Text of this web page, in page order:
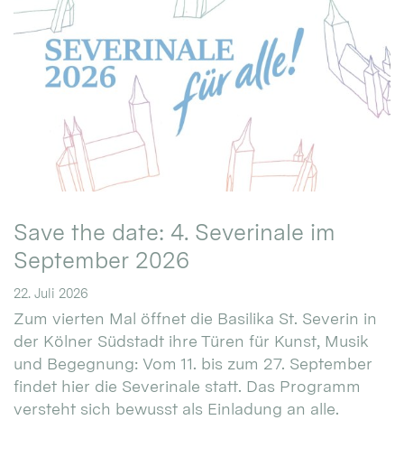
Save the date: 4. Severinale im
September 2026
22. Juli 2026
Zum vierten Mal öffnet die Basilika St. Severin in
der Kölner Südstadt ihre Türen für Kunst, Musik
und Begegnung: Vom 11. bis zum 27. September
findet hier die Severinale statt. Das Programm
versteht sich bewusst als Einladung an alle.